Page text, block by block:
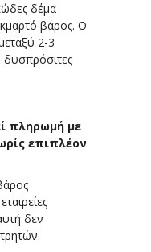
δέμα
βάρος. Ο
2-3
πληρωμή με
επιπλέον
δεν